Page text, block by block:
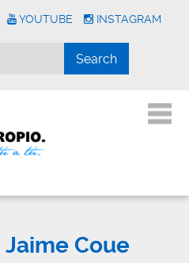
YOUTUBE INSTAGRAM
Jaime Coue